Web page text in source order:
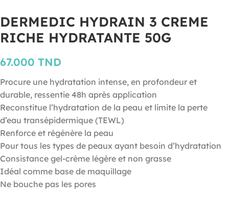
DERMEDIC HYDRAIN 3 CREME
RICHE HYDRATANTE 50G
67.000 TND
Procure une hydratation intense, en profondeur et
durable, ressentie 48h après application
Reconstitue l’hydratation de la peau et limite la perte
d’eau transépidermique (TEWL)
Renforce et régénère la peau
Pour tous les types de peaux ayant besoin d’hydratation
Consistance gel-crème légère et non grasse
Idéal comme base de maquillage
Ne bouche pas les pores